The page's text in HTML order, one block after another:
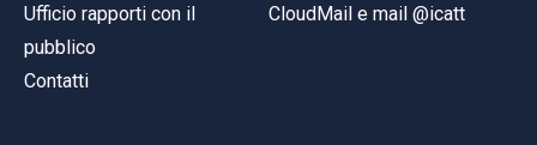
Ufficio rapporti con il
pubblico
Contatti
CloudMail e mail @icatt